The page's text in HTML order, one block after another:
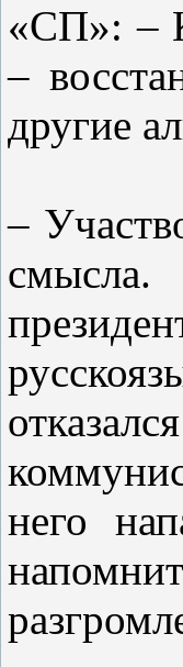
«СП»: –
–
другие
–
него